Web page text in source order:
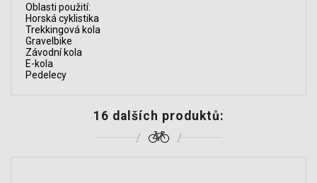
Oblasti použití:
Horská cyklistika
Trekkingová kola
Gravelbike
Závodní kola
E-kola
Pedelecy
16 dalších produktů: